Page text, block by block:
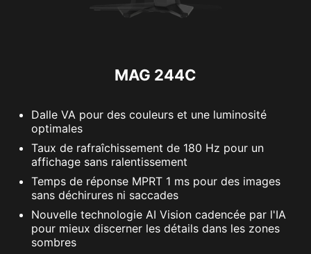
MAG 244C
Dalle VA pour des couleurs et une luminosité
optimales
Taux de rafraîchissement de 180 Hz pour un
affichage sans ralentissement
Temps de réponse MPRT 1 ms pour des images
sans déchirures ni saccades
Nouvelle technologie AI Vision cadencée par l'IA
pour mieux discerner les détails dans les zones
sombres